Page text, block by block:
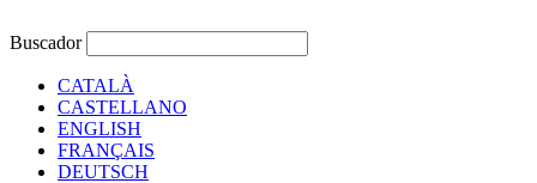
Buscador
CATALÀ
CASTELLANO
ENGLISH
FRANÇAIS
DEUTSCH